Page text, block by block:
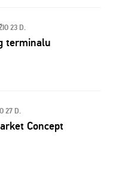
23 D.
terminalu
27 D.
Concept